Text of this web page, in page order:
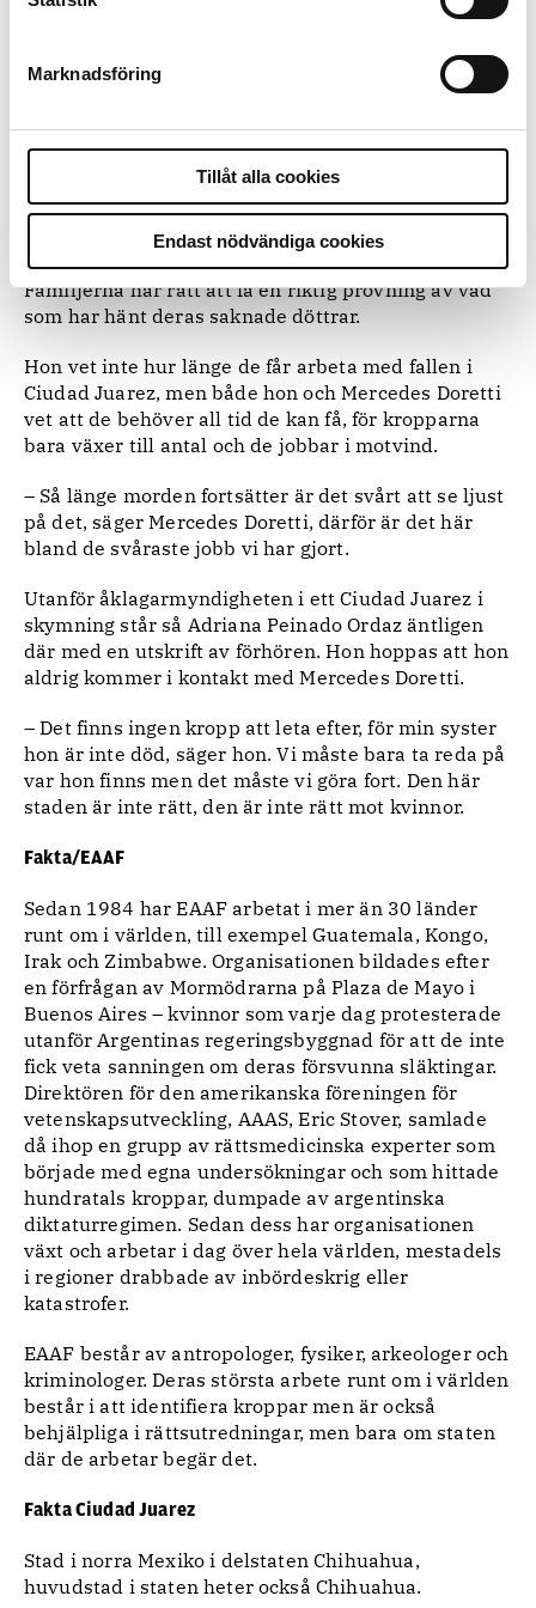
Marknadsföring
Tillåt alla cookies
Endast nödvändiga cookies
på provtagning och ibland får Sofia Egana bege sig
flera dagars bilfärd söderut till andra delstater.
långväga ifrån, jakten på jobb åderlåter flera fattiga
Sökandet efter släktingars DNA kan vara ett digert
arbete.
– Men det måste göras grundligt, säger Sofia Egana.
Familjerna har rätt att få en riktig prövning av vad
som har hänt deras saknade döttrar.
Hon vet inte hur länge de får arbeta med fallen i
Ciudad Juarez, men både hon och Mercedes Doretti
vet att de behöver all tid de kan få, för kropparna
bara växer till antal och de jobbar i motvind.
– Så länge morden fortsätter är det svårt att se ljust
på det, säger Mercedes Doretti, därför är det här
bland de svåraste jobb vi har gjort.
Utanför åklagarmyndigheten i ett Ciudad Juarez i
skymning står så Adriana Peinado Ordaz äntligen
där med en utskrift av förhören. Hon hoppas att hon
aldrig kommer i kontakt med Mercedes Doretti.
– Det finns ingen kropp att leta efter, för min syster
hon är inte död, säger hon. Vi måste bara ta reda på
var hon finns men det måste vi göra fort. Den här
staden är inte rätt, den är inte rätt mot kvinnor.
Fakta/EAAF
Sedan 1984 har EAAF arbetat i mer än 30 länder
runt om i världen, till exempel Guatemala, Kongo,
Irak och Zimbabwe. Organisationen bildades efter
en förfrågan av Mormödrarna på Plaza de Mayo i
Buenos Aires – kvinnor som varje dag protesterade
utanför Argentinas regeringsbyggnad för att de inte
fick veta sanningen om deras försvunna släktingar.
Direktören för den amerikanska föreningen för
vetenskapsutveckling, AAAS, Eric Stover, samlade
då ihop en grupp av rättsmedicinska experter som
började med egna undersökningar och som hittade
hundratals kroppar, dumpade av argentinska
diktaturregimen. Sedan dess har organisationen
växt och arbetar i dag över hela världen, mestadels
i regioner drabbade av inbördeskrig eller
katastrofer.
EAAF består av antropologer, fysiker, arkeologer och
kriminologer. Deras största arbete runt om i världen
består i att identifiera kroppar men är också
behjälpliga i rättsutredningar, men bara om staten
där de arbetar begär det.
Fakta Ciudad Juarez
Stad i norra Mexiko i delstaten Chihuahua,
huvudstad i staten heter också Chihuahua.